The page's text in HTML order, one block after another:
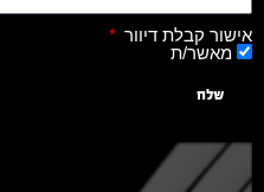
אישור קבלת דיוור
מאשר/ת
שלח